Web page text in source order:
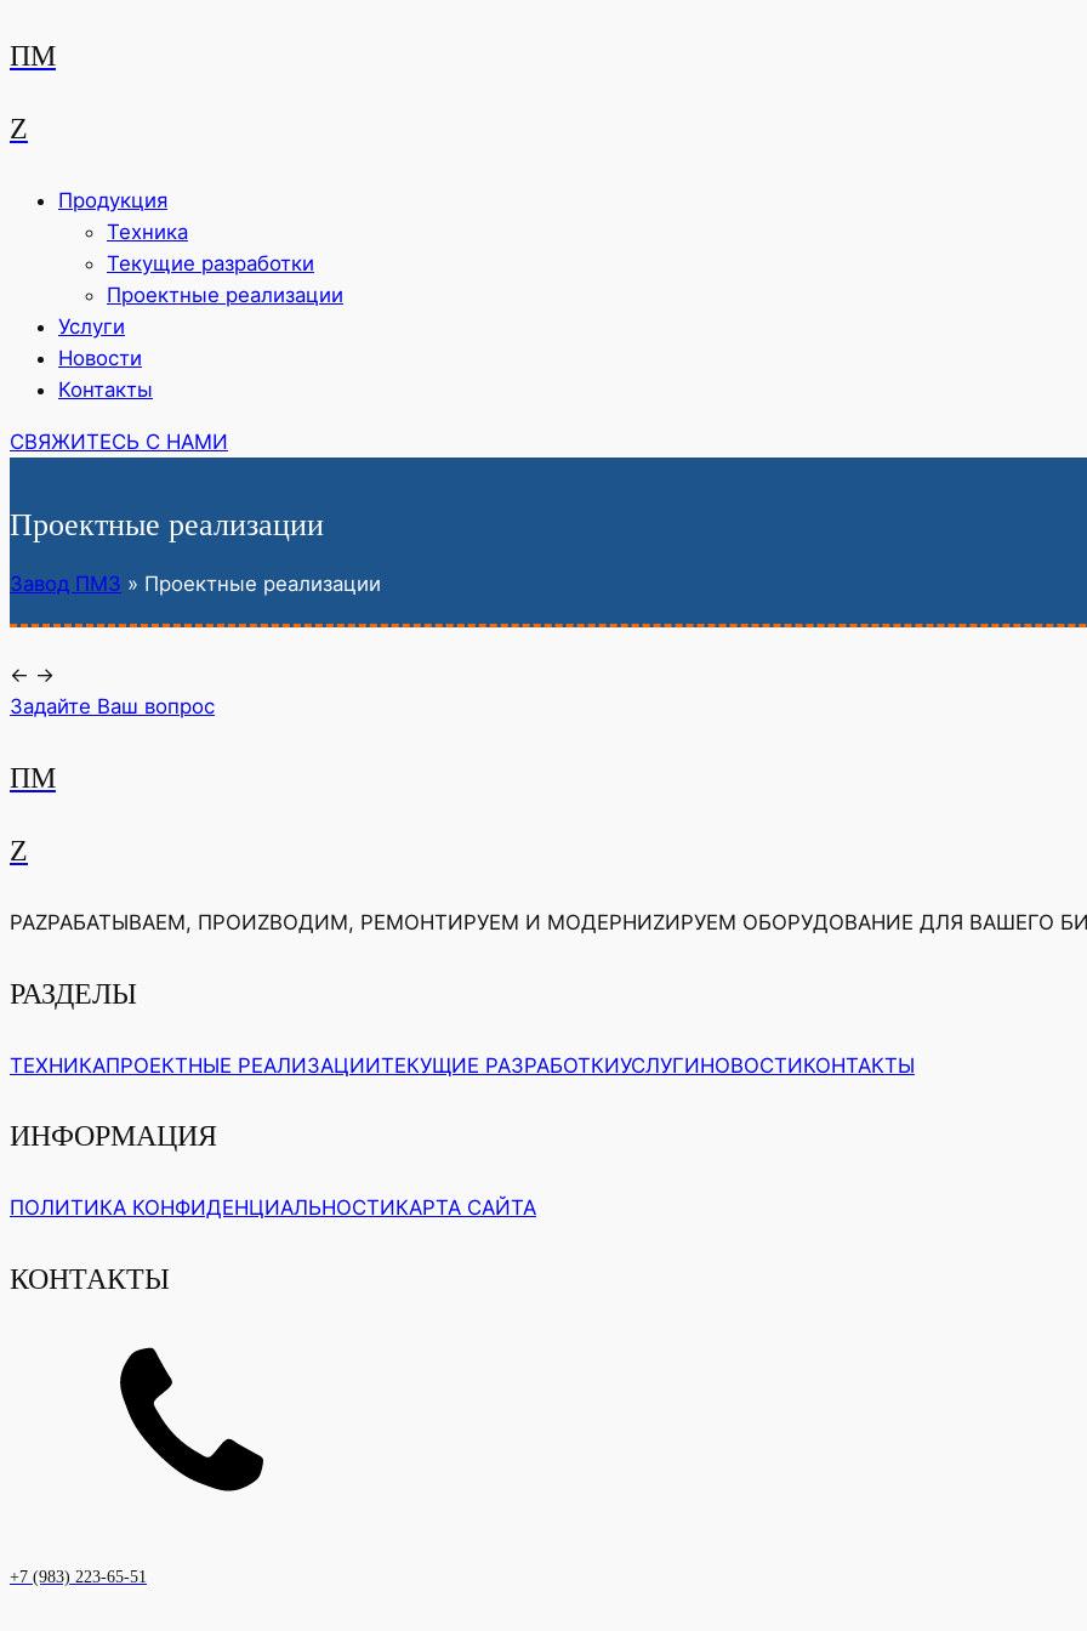
ПМ
Z
Продукция
Техника
Текущие разработки
Проектные реализации
Услуги
Новости
Контакты
СВЯЖИТЕСЬ С НАМИ
Проектные реализации
Завод ПМЗ » Проектные реализации
← →
Задайте Ваш вопрос
ПМ
Z
РАZРАБАТЫВАЕМ, ПРОИZВОДИМ, РЕМОНТИРУЕМ И МОДЕРНИZИРУЕМ ОБОРУДОВАНИЕ ДЛЯ ВАШЕГО
РАЗДЕЛЫ
ТЕХНИКАПРОЕКТНЫЕ РЕАЛИЗАЦИИТЕКУЩИЕ РАЗРАБОТКИУСЛУГИНОВОСТИКОНТАКТЫ
ИНФОРМАЦИЯ
ПОЛИТИКА КОНФИДЕНЦИАЛЬНОСТИКАРТА САЙТА
КОНТАКТЫ
+7 (983) 223-65-51